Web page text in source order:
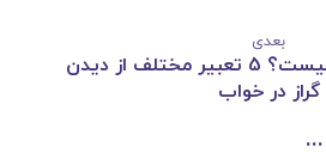
بعدی
تعبیر خواب گراز چیست؟ 5 تعبیر مختلف از دیدن
گراز در خواب